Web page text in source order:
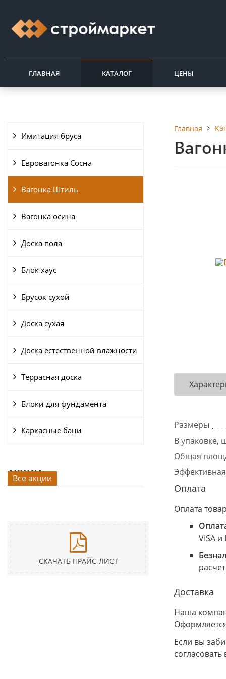
ГЛАВНАЯ КАТАЛОГ ЦЕНЫ
Имитация бруса
Евровагонка Сосна
Вагонка Штиль
Вагонка осина
Доска пола
Блок хаус
Брусок сухой
Доска сухая
Доска естественной влажности
Террасная доска
Блоки для фундамента
Каркасные бани
АКЦИИ
Все акции
СКАЧАТЬ ПРАЙС-ЛИСТ
Главная
Размеры
В упаковке,
Общая
Оплата
Оплата
VISA
Доставка
Наша
Если вы